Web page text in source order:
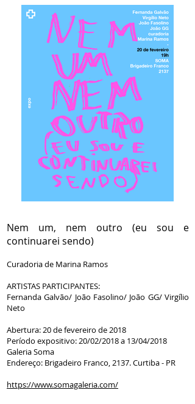
Nem um, nem outro (eu sou e
continuarei sendo)
Curadoria de Marina Ramos
ARTISTAS PARTICIPANTES:
Fernanda Galvão/ João Fasolino/ João GG/ Virgílio
Neto
Abertura: 20 de fevereiro de 2018
Período expositivo: 20/02/2018 a 13/04/2018
Galeria Soma
Endereço: Brigadeiro Franco, 2137. Curtiba - PR
https://www.somagaleria.com/